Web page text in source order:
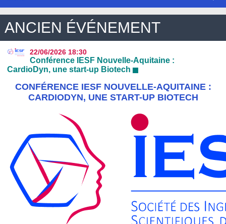
ANCIEN ÉVÉNEMENT
22/06/2026 18:30
Conférence IESF Nouvelle-Aquitaine :
CardioDyn, une start-up Biotech
CONFÉRENCE IESF NOUVELLE-AQUITAINE :
CARDIODYN, UNE START-UP BIOTECH